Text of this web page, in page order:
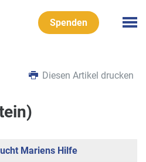
Spenden
Diesen Artikel drucken
Mariens Hilfe